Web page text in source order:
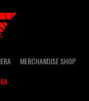
MERCHANDISE SHOP